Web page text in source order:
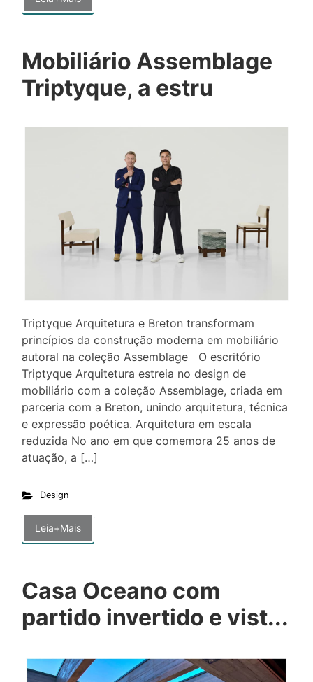
Mobiliário Assemblage
Triptyque, a estru
Triptyque Arquitetura e Breton transformam
princípios da construção moderna em mobiliário
autoral na coleção Assemblage O escritório
Triptyque Arquitetura estreia no design de
mobiliário com a coleção Assemblage, criada em
parceria com a Breton, unindo arquitetura, técnica
e expressão poética. Arquitetura em escala
reduzida No ano em que comemora 25 anos de
atuação, a […]
Design
Leia+Mais
Casa Oceano com
partido invertido e vist...